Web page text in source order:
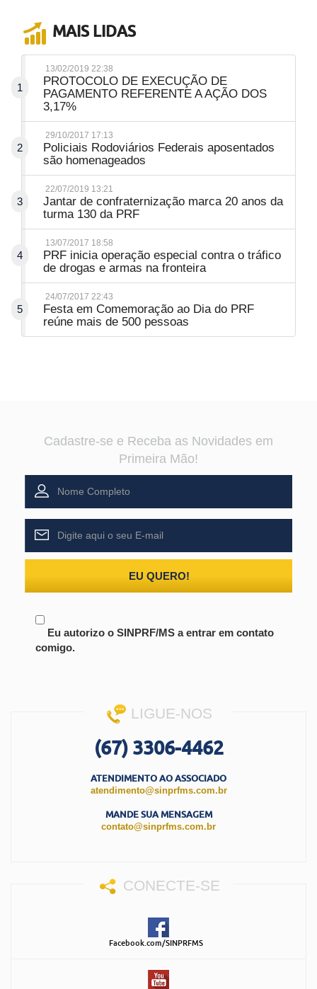
MAIS LIDAS
1
13/02/2019 22:38
PROTOCOLO DE EXECUÇÃO DE
PAGAMENTO REFERENTE A AÇÃO DOS
3,17%
2
29/10/2017 17:13
Policiais Rodoviários Federais aposentados
são homenageados
3
22/07/2019 13:21
Jantar de confraternização marca 20 anos da
turma 130 da PRF
4
13/07/2017 18:58
PRF inicia operação especial contra o tráfico
de drogas e armas na fronteira
5
24/07/2017 22:43
Festa em Comemoração ao Dia do PRF
reúne mais de 500 pessoas
Cadastre-se e Receba as Novidades em
Primeira Mão!
EU QUERO!
Eu autorizo o SINPRF/MS a entrar em contato
comigo.
LIGUE-NOS
(67) 3306-4462
ATENDIMENTO AO ASSOCIADO
atendimento@sinprfms.com.br
MANDE SUA MENSAGEM
contato@sinprfms.com.br
CONECTE-SE
Facebook.com/SINPRFMS